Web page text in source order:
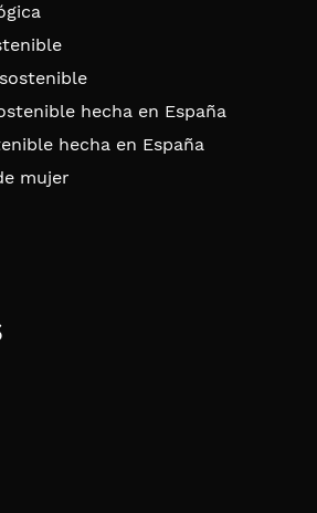
hecha en España
hecha en España
mujer